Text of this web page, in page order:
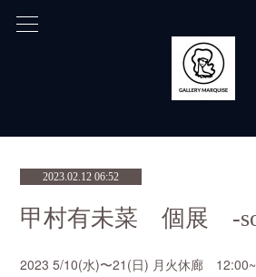
2023.02.12 06:52
甲村有未菜 個展 -
2023 5/10(水)〜21(日) 月火休廊